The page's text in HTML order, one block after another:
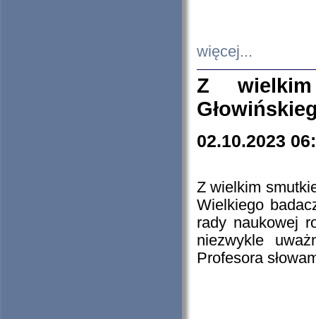
więcej...
Z
02.10.2023
Z wielkim
Wielkiego
rady naukowej
niezwykle
Profesora